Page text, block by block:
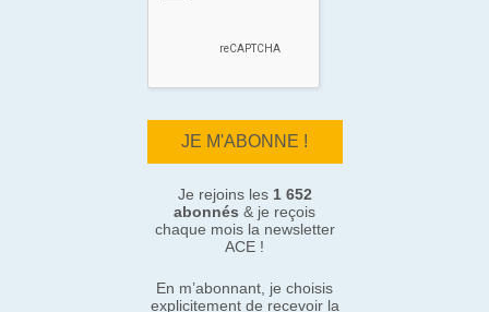
Je rejoins les 1 652
abonnés & je reçois
chaque mois la newsletter
ACE !
En m’abonnant, je choisis
explicitement de recevoir la